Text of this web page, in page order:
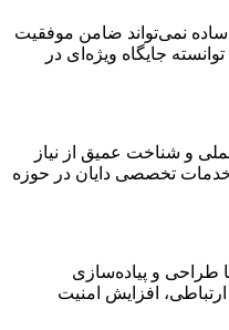
نمی‌تواند ضامن موفقیت
جایگاه ویژه‌ای در
و شناخت عمیق از نیاز
تخصصی دایان در حوزه
طراحی و پیاده‌سازی
افزایش امنیت